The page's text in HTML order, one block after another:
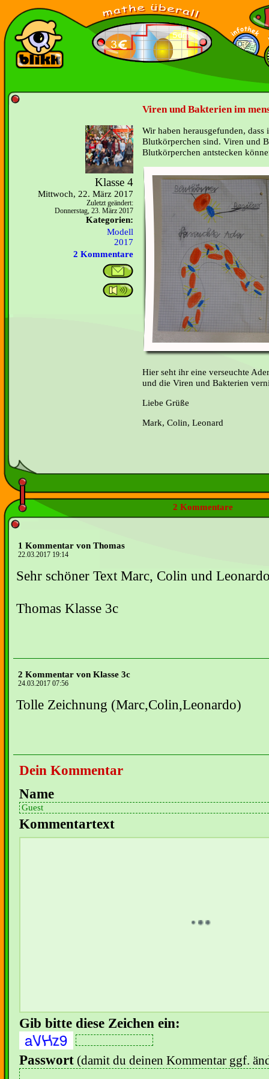
Viren und Bakterien im
Klasse 4
Mittwoch, 22. März 2017
Zuletzt geändert:
Donnerstag, 23. März 2017
Kategorien:
Modell
2017
2 Kommentare
Wir haben herausgefunden,
Blutkörperchen sind. Viren und
Blutkörperchen antstecken
Hier seht ihr eine verseuchte
und die Viren und Bakterien
Liebe Grüße
Mark, Colin, Leonard
2 Kommentare
1 Kommentar von Thomas
22.03.2017 19:14
Sehr schöner Text Marc, Colin und
Thomas Klasse 3c
2 Kommentar von Klasse 3c
24.03.2017 07:56
Tolle Zeichnung (Marc,Colin,Leonardo)
Dein Kommentar
Name
Kommentartext
Gib bitte diese Zeichen ein:
Passwort (damit du deinen Kommentar ggf.